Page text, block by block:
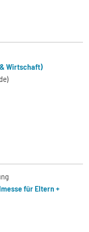
Wirtschaft)
für Eltern +